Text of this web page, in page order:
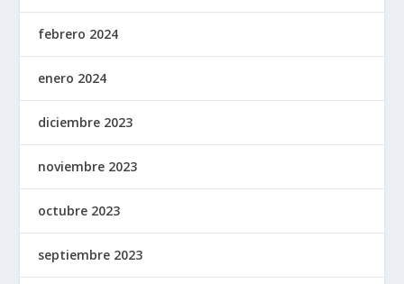
febrero 2024
enero 2024
diciembre 2023
noviembre 2023
octubre 2023
septiembre 2023